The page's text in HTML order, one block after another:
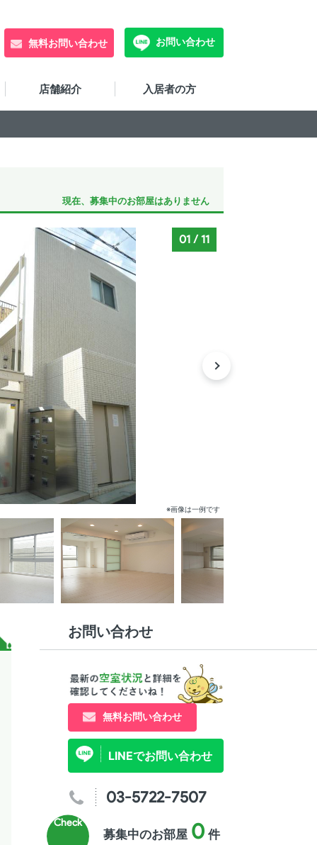
無料お問い合わせ お問い合わせ
店舗紹介 入居者の方
現在、募集中のお部屋はありません
01 /11
※画像は一例です
お問い合わせ
無料お問い合わせ
LINEでお問い合わせ
03-5722-7507
募集中のお部屋 0 件